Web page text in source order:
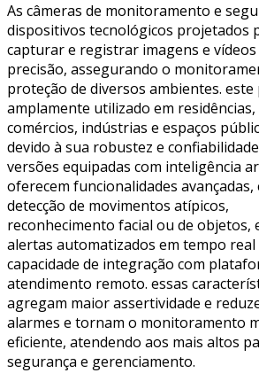
As câmeras de monitoramento e
dispositivos tecnológicos projetados
capturar e registrar imagens e vídeos
precisão, assegurando o
proteção de diversos ambientes.
amplamente utilizado em residências,
comércios, indústrias e espaços
devido à sua robustez e
versões equipadas com inteligência
oferecem funcionalidades avançadas,
detecção de movimentos atípicos,
reconhecimento facial ou de objetos,
alertas automatizados em tempo real
capacidade de integração com
atendimento remoto. essas
agregam maior assertividade e
alarmes e tornam o monitoramento
eficiente, atendendo aos mais altos
segurança e gerenciamento.